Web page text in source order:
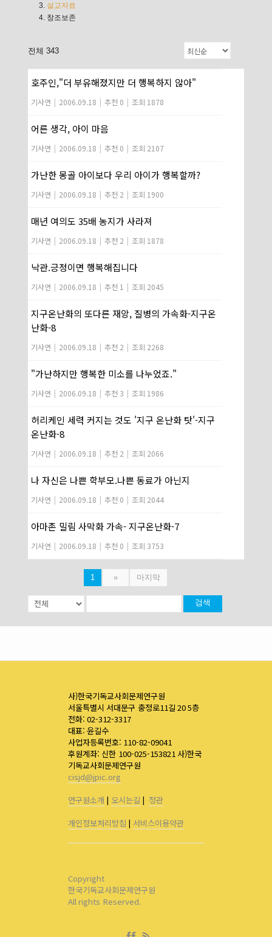
설교자료
창조보존
전체 343
호주인,"더 부유해졌지만 더 행복하지 않아"
기사연 | 2006.09.18 | 추천 0 | 조회 1878
어른 생각, 아이 마음
기사연 | 2006.09.18 | 추천 0 | 조회 2107
가난한 몽골 아이보다 우리 아이가 행복할까?
기사연 | 2006.09.18 | 추천 2 | 조회 1900
매년 여의도 35배 농지가 사라져
기사연 | 2006.09.18 | 추천 2 | 조회 1878
낙관.긍정이면 행복해집니다
기사연 | 2006.09.18 | 추천 1 | 조회 2045
지구온난화의 또다른 재앙, 질병의 가속화-지구온
난화-8
기사연 | 2006.09.18 | 추천 2 | 조회 2268
"가난하지만 행복한 미소를 나누었죠."
기사연 | 2006.09.18 | 추천 3 | 조회 1986
허리케인 세력 커지는 것도 '지구 온난화 탓'-지구
온난화-8
기사연 | 2006.09.18 | 추천 2 | 조회 2066
나 자신은 나쁜 학부모.나쁜 동료가 아닌지
기사연 | 2006.09.18 | 추천 0 | 조회 2044
아마존 밀림 사막화 가속- 지구온난화-7
기사연 | 2006.09.18 | 추천 0 | 조회 3753
1 » 마지막
검색
사)한국기독교사회문제연구원
서울특별시 서대문구 충정로11길 20 5층
전화: 02-312-3317
대표: 윤길수
사업자등록번호: 110-82-09041
후원계좌: 신한 100-025-153821 사)한국
기독교사회문제연구원
cisjd@jpic.org
연구원소개 | 오시는길 | 정관
개인정보처리방침 | 서비스이용약관
Copyright
한국기독교사회문제연구원
All rights Reserved.